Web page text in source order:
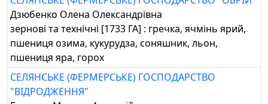
Дзюбенко Олена Олександрівна
зернові та технічні [1733 ГА] : гречка, ячмінь ярий,
пшениця озима, кукурудза, соняшник, льон,
пшениця яра, горох
СЕЛЯНСЬКЕ (ФЕРМЕРСЬКЕ) ГОСПОДАРСТВО
"ВІДРОДЖЕННЯ"